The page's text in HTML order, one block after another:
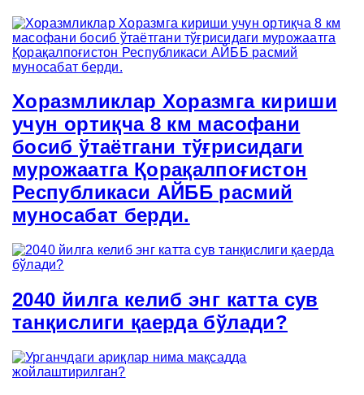
Хоразмликлар Хоразмга кириши
учун ортиқча 8 км масофани
босиб ўтаётгани тўғрисидаги
мурожаатга Қорақалпоғистон
Республикаси АЙББ расмий
муносабат берди.
2040 йилга келиб энг катта сув
танқислиги қаерда бўлади?